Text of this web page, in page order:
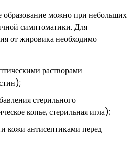
образование можно при небольших
симптоматики. Для
от жировика необходимо
растворами
стерильного
копье, стерильная игла);
кожи антисептиками перед